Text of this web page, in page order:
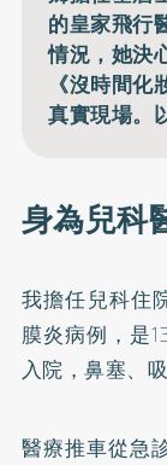
的皇家飛行
情況，她決
《沒時間
真實現場。
身為兒科
我擔任兒科住
膜炎病例，是
入院，鼻塞、
醫療推車從急